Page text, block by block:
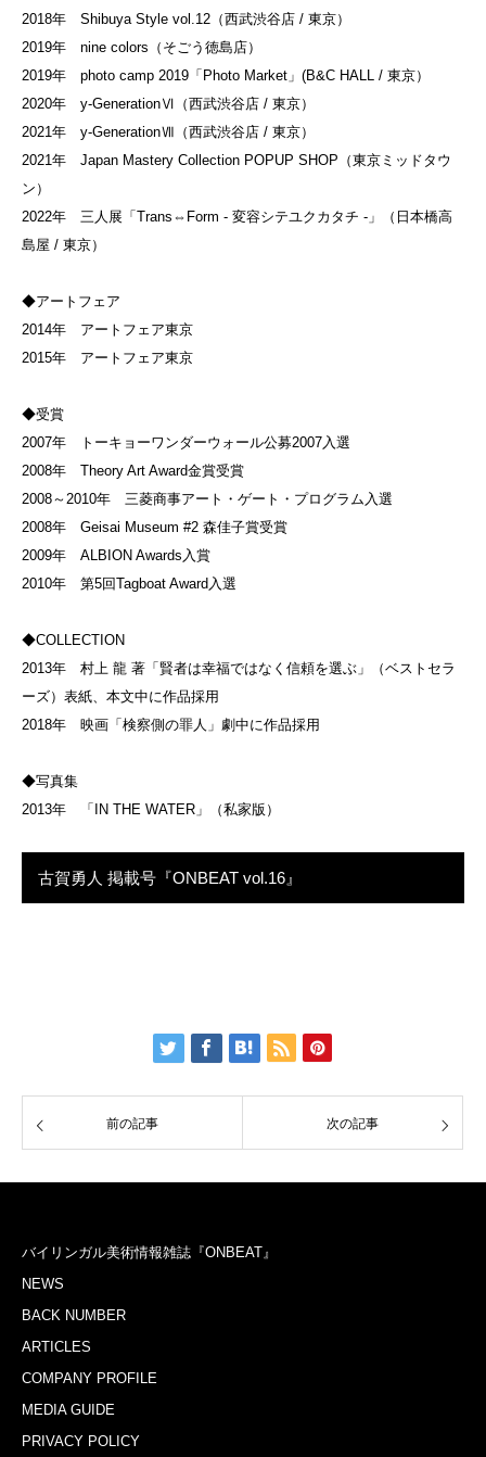
2018年 Shibuya Style vol.12（西武渋谷店 / 東京）
2019年 nine colors（そごう徳島店）
2019年 photo camp 2019「Photo Market」(B&C HALL / 東京）
2020年 y-GenerationⅥ（西武渋谷店 / 東京）
2021年 y-GenerationⅦ（西武渋谷店 / 東京）
2021年 Japan Mastery Collection POPUP SHOP（東京ミッドタウ
ン）
2022年 三人展「Trans⇔Form - 変容シテユクカタチ -」（日本橋高
島屋 / 東京）
◆アートフェア
2014年 アートフェア東京
2015年 アートフェア東京
◆受賞
2007年 トーキョーワンダーウォール公募2007入選
2008年 Theory Art Award金賞受賞
2008～2010年 三菱商事アート・ゲート・プログラム入選
2008年 Geisai Museum #2 森佳子賞受賞
2009年 ALBION Awards入賞
2010年 第5回Tagboat Award入選
◆COLLECTION
2013年 村上 龍 著「賢者は幸福ではなく信頼を選ぶ」（ベストセラ
ーズ）表紙、本文中に作品採用
2018年 映画「検察側の罪人」劇中に作品採用
◆写真集
2013年 「IN THE WATER」（私家版）
古賀勇人 掲載号『ONBEAT vol.16』
前の記事 次の記事
バイリンガル美術情報雑誌『ONBEAT』
NEWS
BACK NUMBER
ARTICLES
COMPANY PROFILE
MEDIA GUIDE
PRIVACY POLICY